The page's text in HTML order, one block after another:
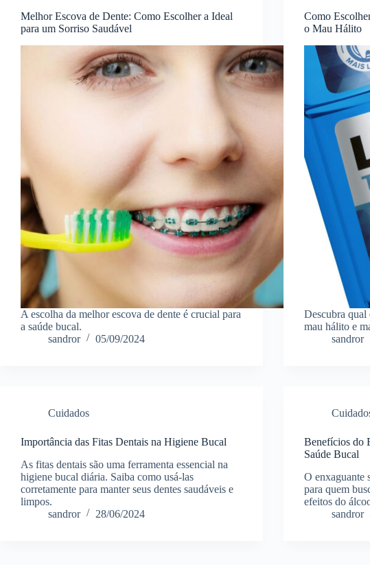
Melhor Escova de Dente: Como Escolher a Ideal
para um Sorriso Saudável
A escolha da melhor escova de dente é crucial para
a saúde bucal.
sandror
05/09/2024
Como
o Mau Hálito
Descubra
mau hálito e
sandror
Cuidados
Importância das Fitas Dentais na Higiene Bucal
As fitas dentais são uma ferramenta essencial na
higiene bucal diária. Saiba como usá-las
corretamente para manter seus dentes saudáveis e
limpos.
sandror
28/06/2024
Benefícios do
Saúde Bucal
O enxaguante
para quem
efeitos do
sandror